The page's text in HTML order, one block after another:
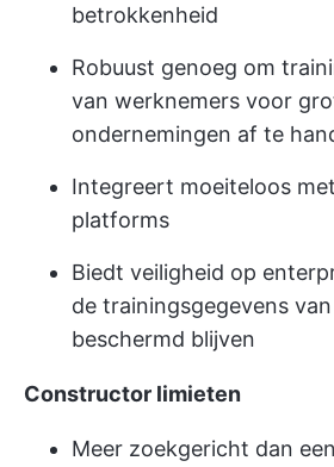
betrokkenheid
Robuust genoeg om
van werknemers voor
ondernemingen af te
Integreert moeiteloos
platforms
Biedt veiligheid op
de trainingsgegevens
beschermd blijven
Constructor limieten
Meer zoekgericht dan